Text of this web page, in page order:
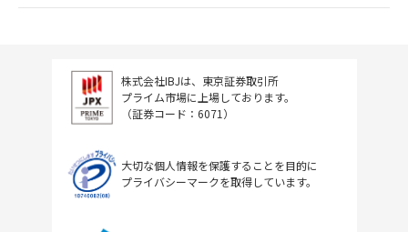
株式会社IBJは、東京証券取引所
プライム市場に上場しております。
（証券コード：6071）
大切な個人情報を保護することを目的に
プライバシーマークを取得しています。